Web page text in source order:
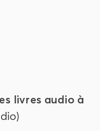
livres audio à